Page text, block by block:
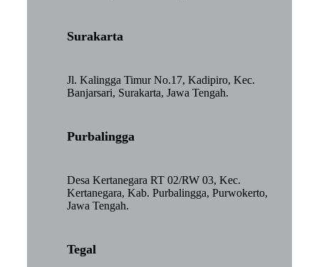
Surakarta
Jl. Kalingga Timur No.17, Kadipiro, Kec.
Banjarsari, Surakarta, Jawa Tengah.
Purbalingga
Desa Kertanegara RT 02/RW 03, Kec.
Kertanegara, Kab. Purbalingga, Purwokerto,
Jawa Tengah.
Tegal